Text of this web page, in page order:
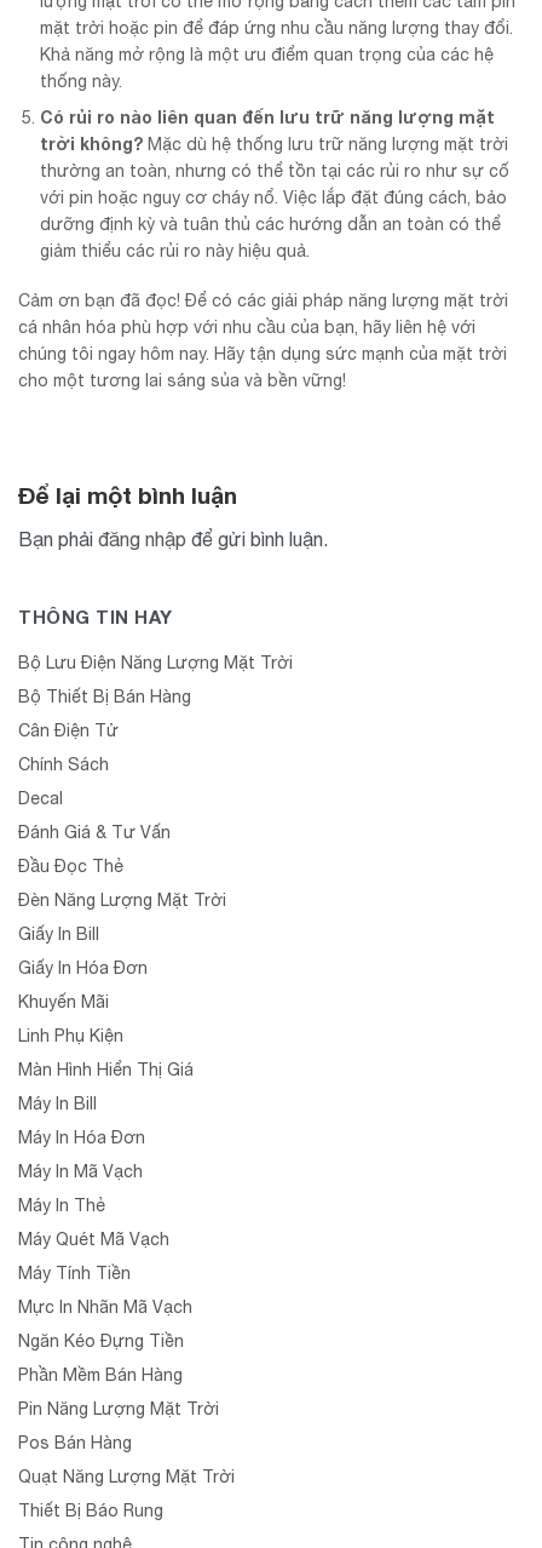
mặt trời hoặc pin để đáp ứng nhu cầu năng lượng thay đổi.
Khả năng mở rộng là một ưu điểm quan trọng của các hệ
thống này.
Có rủi ro nào liên quan đến lưu trữ năng lượng mặt
trời không? Mặc dù hệ thống lưu trữ năng lượng mặt trời
thường an toàn, nhưng có thể tồn tại các rủi ro như sự cố
với pin hoặc nguy cơ cháy nổ. Việc lắp đặt đúng cách, bảo
dưỡng định kỳ và tuân thủ các hướng dẫn an toàn có thể
giảm thiểu các rủi ro này hiệu quả.
Cảm ơn bạn đã đọc! Để có các giải pháp năng lượng mặt trời
cá nhân hóa phù hợp với nhu cầu của bạn, hãy liên hệ với
chúng tôi ngay hôm nay. Hãy tận dụng sức mạnh của mặt trời
cho một tương lai sáng sủa và bền vững!
Để lại một bình luận
Bạn phải đăng nhập để gửi bình luận.
THÔNG TIN HAY
Bộ Lưu Điện Năng Lượng Mặt Trời
Bộ Thiết Bị Bán Hàng
Cân Điện Tử
Chính Sách
Decal
Đánh Giá & Tư Vấn
Đầu Đọc Thẻ
Đèn Năng Lượng Mặt Trời
Giấy In Bill
Giấy In Hóa Đơn
Khuyến Mãi
Linh Phụ Kiện
Màn Hình Hiển Thị Giá
Máy In Bill
Máy In Hóa Đơn
Máy In Mã Vạch
Máy In Thẻ
Máy Quét Mã Vạch
Máy Tính Tiền
Mực In Nhãn Mã Vạch
Ngăn Kéo Đựng Tiền
Phần Mềm Bán Hàng
Pin Năng Lượng Mặt Trời
Pos Bán Hàng
Quạt Năng Lượng Mặt Trời
Thiết Bị Báo Rung